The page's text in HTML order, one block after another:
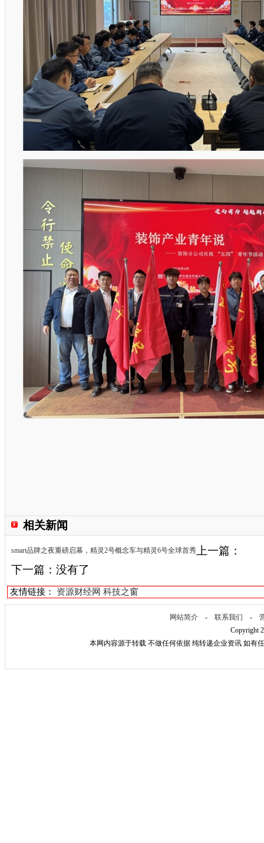
相关新闻
上一篇：
smart品牌之夜重磅启幕，精灵2号概念车与精灵6号全球首秀
下一篇：没有了
友情链接： 资源财经网 科技之窗
网站简介 - 联系我们 -
Copyright
本网内容源于转载 不做任何依据 纯转递企业资讯 如有